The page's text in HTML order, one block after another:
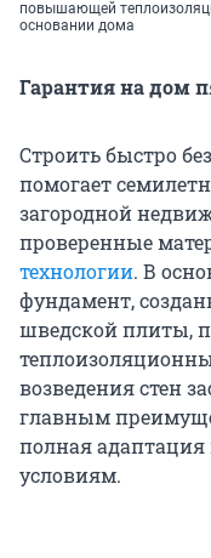
повышающей
основании дома
Гарантия на дом
Строить быстро
помогает
загородной
проверенные
технологии. В
фундамент,
шведской плиты,
возведения стен
главным
полная
условиям.